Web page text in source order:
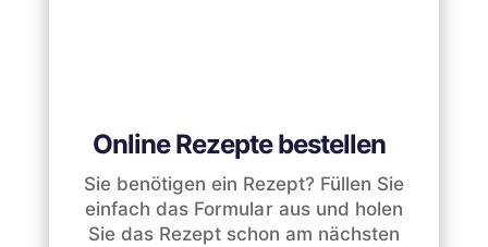
Online Rezepte bestellen
Sie benötigen ein Rezept? Füllen Sie
einfach das Formular aus und holen
Sie das Rezept schon am nächsten